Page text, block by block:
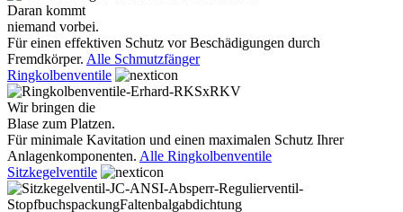
Daran kommt
niemand vorbei.
Für einen effektiven Schutz vor Beschädigungen durch
Fremdkörper. Alle Schmutzfänger
Ringkolbenventile
Wir bringen die
Blase zum Platzen.
Für minimale Kavitation und einen maximalen Schutz Ihrer
Anlagenkomponenten. Alle Ringkolbenventile
Sitzkegelventile